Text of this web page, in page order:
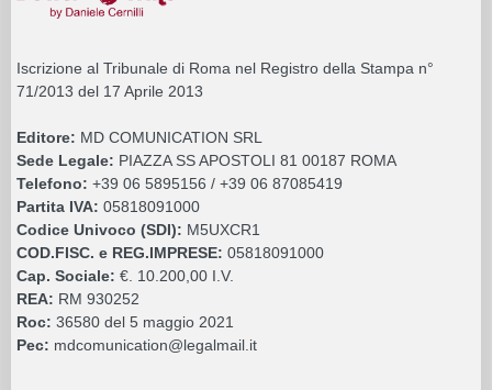
Iscrizione al Tribunale di Roma nel Registro della Stampa n°
71/2013 del 17 Aprile 2013
Editore: MD COMUNICATION SRL
Sede Legale: PIAZZA SS APOSTOLI 81 00187 ROMA
Telefono: +39 06 5895156 / +39 06 87085419
Partita IVA: 05818091000
Codice Univoco (SDI): M5UXCR1
COD.FISC. e REG.IMPRESE: 05818091000
Cap. Sociale: €. 10.200,00 I.V.
REA: RM 930252
Roc: 36580 del 5 maggio 2021
Pec: mdcomunication@legalmail.it